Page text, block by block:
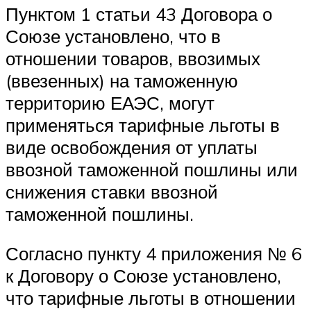
Пунктом 1 статьи 43 Договора о
Союзе установлено, что в
отношении товаров, ввозимых
(ввезенных) на таможенную
территорию ЕАЭС, могут
применяться тарифные льготы в
виде освобождения от уплаты
ввозной таможенной пошлины или
снижения ставки ввозной
таможенной пошлины.
Согласно пункту 4 приложения № 6
к Договору о Союзе установлено,
что тарифные льготы в отношении